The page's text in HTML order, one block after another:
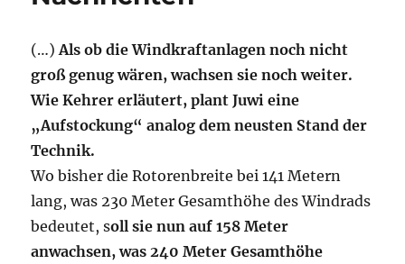
(…)Als ob die Windkraftanlagen noch nicht
groß genug wären, wachsen sie noch weiter.
Wie Kehrer erläutert, plant Juwi eine
„Aufstockung“ analog dem neusten Stand der
Technik.
Wo bisher die Rotorenbreite bei 141 Metern
lang, was 230 Meter Gesamthöhe des Windrads
bedeutet, soll sie nun auf 158 Meter
anwachsen, was 240 Meter Gesamthöhe